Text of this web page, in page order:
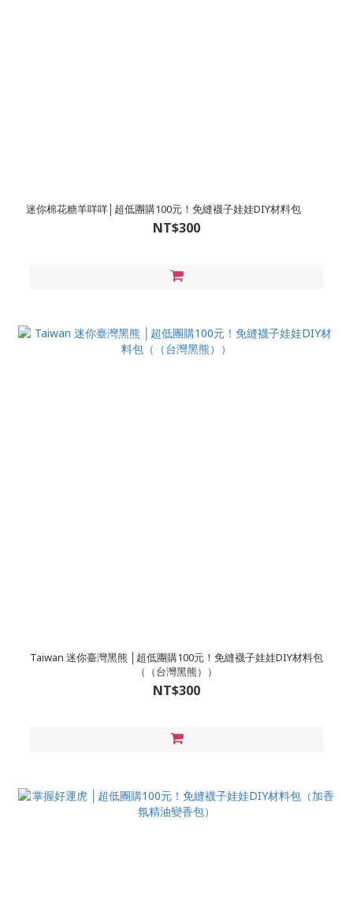
迷你棉花糖羊咩咩│超低團購100元！免縫襪子娃娃DIY材料包
NT$300
Taiwan 迷你臺灣黑熊 │超低團購100元！免縫襪子娃娃DIY材料包
（（台灣黑熊））
NT$300